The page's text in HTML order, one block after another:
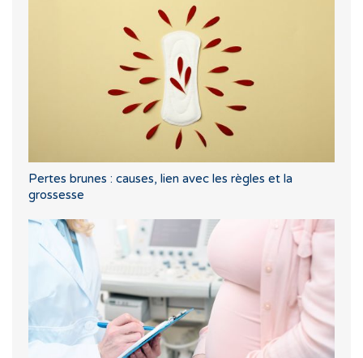
Pertes brunes : causes, lien avec les règles et la
grossesse